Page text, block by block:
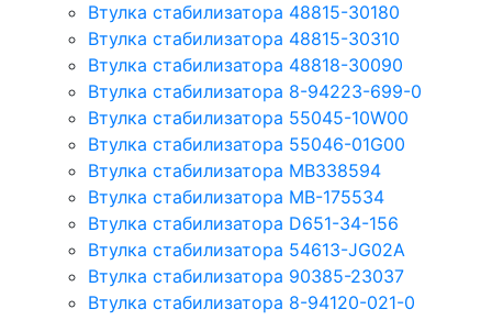
Втулка стабилизатора 48815-30180
Втулка стабилизатора 48815-30310
Втулка стабилизатора 48818-30090
Втулка стабилизатора 8-94223-699-0
Втулка стабилизатора 55045-10W00
Втулка стабилизатора 55046-01G00
Втулка стабилизатора MB338594
Втулка стабилизатора MB-175534
Втулка стабилизатора D651-34-156
Втулка стабилизатора 54613-JG02A
Втулка стабилизатора 90385-23037
Втулка стабилизатора 8-94120-021-0